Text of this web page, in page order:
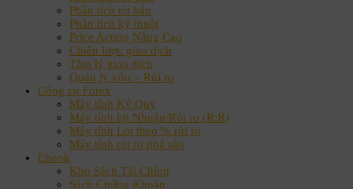
Phân tích cơ bản
Phân tích kỹ thuật
Price Action Nâng Cao
Chiến lược giao dịch
Tâm lý giao dịch
Quản lý vốn – Rủi ro
Công cụ Forex
Máy tính Ký Quỹ
Máy tính lợi Nhuận/Rủi ro (R:R)
Máy tính Lot theo % rủi ro
Máy tính rủi ro phá sản
Ebook
Kho Sách Tài Chính
Sách Chứng Khoán